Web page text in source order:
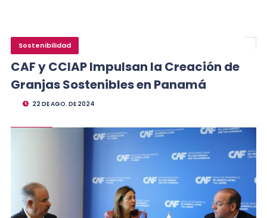
Sostenibilidad
CAF y CCIAP Impulsan la Creación de
Granjas Sostenibles en Panamá
22 DE AGO. DE 2024